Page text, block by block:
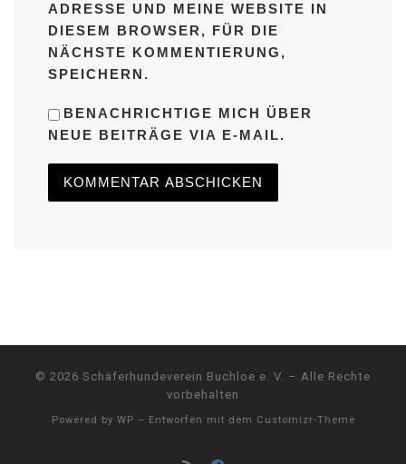
ADRESSE UND MEINE WEBSITE IN
DIESEM BROWSER, FÜR DIE
NÄCHSTE KOMMENTIERUNG,
SPEICHERN.
BENACHRICHTIGE MICH ÜBER
NEUE BEITRÄGE VIA E-MAIL.
© 2026 Schäferhundeverein Buchloe e. V. – Alle Rechte
vorbehalten
Powered by WP – Entworfen mit dem Customizr-Theme